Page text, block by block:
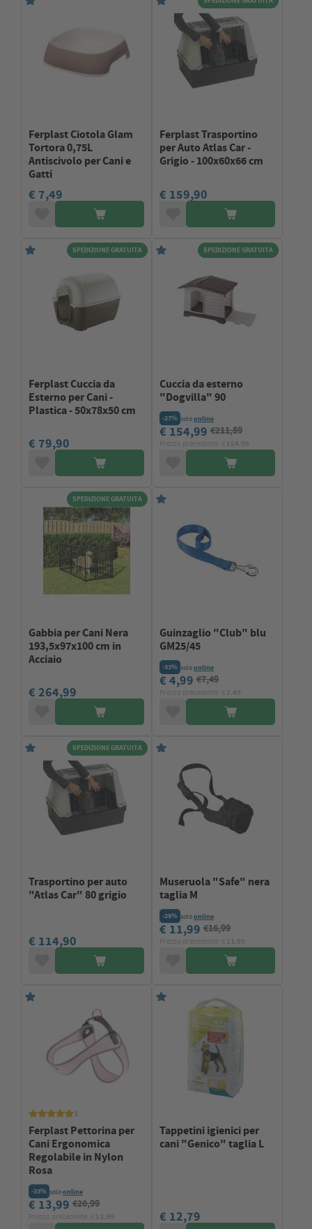
Ferplast Ciotola Glam
Tortora 0,75L
Antiscivolo per Cani e
Gatti
€ 7,49
Ferplast Trasportino
per Auto Atlas Car -
Grigio - 100x60x66 cm
€ 159,90
SPEDIZIONE GRATUITA
Ferplast Cuccia da
Esterno per Cani -
Plastica - 50x78x50 cm
€ 79,90
SPEDIZIONE GRATUITA
Cuccia da esterno
"Dogvilla" 90
-27% soloonline
€ 154,99 €211,89
SPEDIZIONE GRATUITA
Gabbia per Cani Nera
193,5x97x100 cm in
Acciaio
€ 264,99
Guinzaglio "Club" blu
GM25/45
-33% soloonline
€ 4,99 €7,49
SPEDIZIONE GRATUITA
Trasportino per auto
"Atlas Car" 80 grigio
€ 114,90
Museruola "Safe" nera
taglia M
-29% soloonline
€ 11,99 €16,99
Ferplast Pettorina per
Cani Ergonomica
Regolabile in Nylon
Rosa
-33% soloonline
€ 13,99 €20,99
Tappetini igienici per
cani "Genico" taglia L
€ 12,79